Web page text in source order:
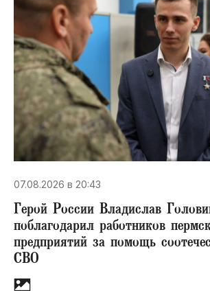
07.08.2026 в 20:43
Герой России Владислав
поблагодарил работников
предприятий за помощь
СВО